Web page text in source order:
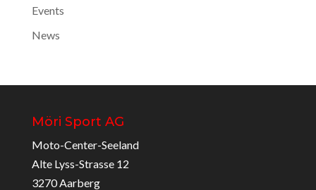
Events
News
Möri Sport AG
Moto-Center-Seeland
Alte Lyss-Strasse 12
3270 Aarberg